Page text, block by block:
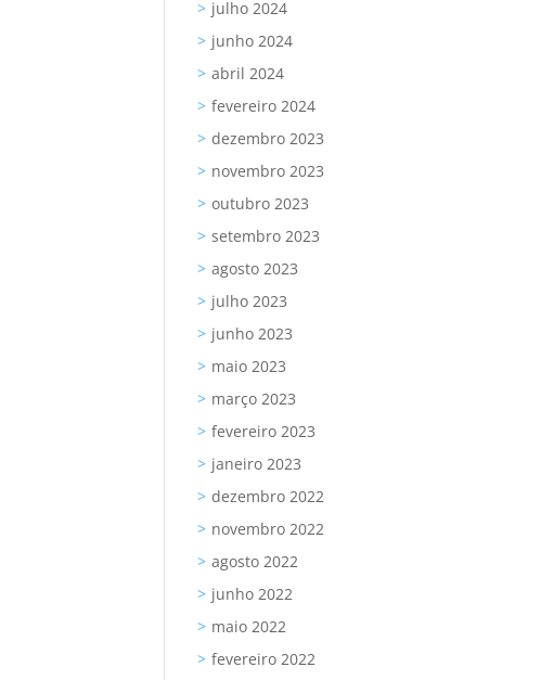
julho 2024
junho 2024
abril 2024
fevereiro 2024
dezembro 2023
novembro 2023
outubro 2023
setembro 2023
agosto 2023
julho 2023
junho 2023
maio 2023
março 2023
fevereiro 2023
janeiro 2023
dezembro 2022
novembro 2022
agosto 2022
junho 2022
maio 2022
fevereiro 2022